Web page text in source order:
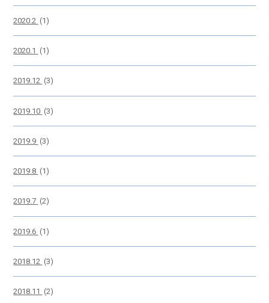
2020.2 (1)
2020.1 (1)
2019.12 (3)
2019.10 (3)
2019.9 (3)
2019.8 (1)
2019.7 (2)
2019.6 (1)
2018.12 (3)
2018.11 (2)